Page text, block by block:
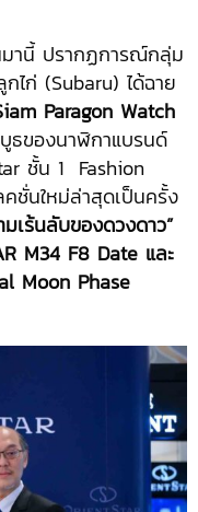
านี้ ปรากฏการณ์กลุ่ม
ไก่ (Subaru) ได้ฉาย
Paragon Watch
ของนาฬิกาแบรนด์
ชั้น 1 Fashion
ชั่นใหม่ล่าสุดเป็นครั้ง
เร้นลับของดวงดาว”
M34 F8 Date และ
Moon Phase